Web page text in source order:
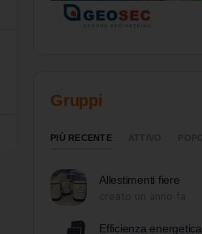
Gruppi
PIÙ RECENTE
Allestimenti fiere
Efficienza energetica